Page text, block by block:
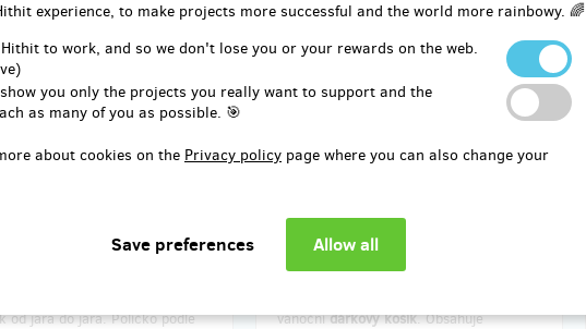
experience, to make projects more successful and the world more rainbowy. 🌈
to work, and so we don't lose you or your rewards on the web.
you only the projects you really want to support and the
as many of you as possible. 🎯
about cookies on the Privacy policy page where you can also change your
delivery: on address, in a week
after the Hithit project end
EUR 24.78
Reward delivery: on address, in a month
after the Hithit project end
od jara do jara. Políčko podle
remaining 497
Divoký velký KOŠ letí poštou
vánočnídárkový košík. Obsahuje